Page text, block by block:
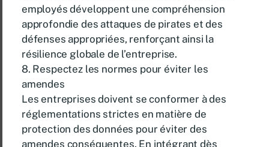
employés développent une compréhension
approfondie des attaques de pirates et des
défenses appropriées, renforçant ainsi la
résilience globale de l’entreprise.
8. Respectez les normes pour éviter les
amendes
Les entreprises doivent se conformer à des
réglementations strictes en matière de
protection des données pour éviter des
amendes conséquentes. En intégrant dès